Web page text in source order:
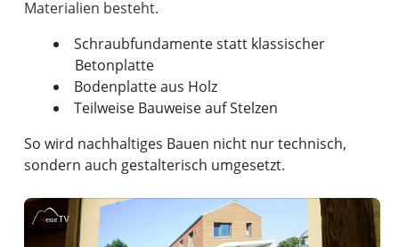
Schraubfundamente statt klassischer
Betonplatte
Bodenplatte aus Holz
Teilweise Bauweise auf Stelzen
So wird nachhaltiges Bauen nicht nur technisch,
sondern auch gestalterisch umgesetzt.